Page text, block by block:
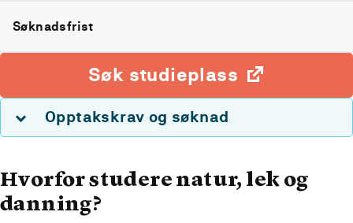
Søknadsfrist
Søk studieplass
Opptakskrav og søknad
Hvorfor studere natur, lek og
danning?